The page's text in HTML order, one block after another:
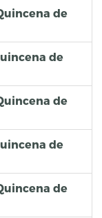
de
de
de
de
de